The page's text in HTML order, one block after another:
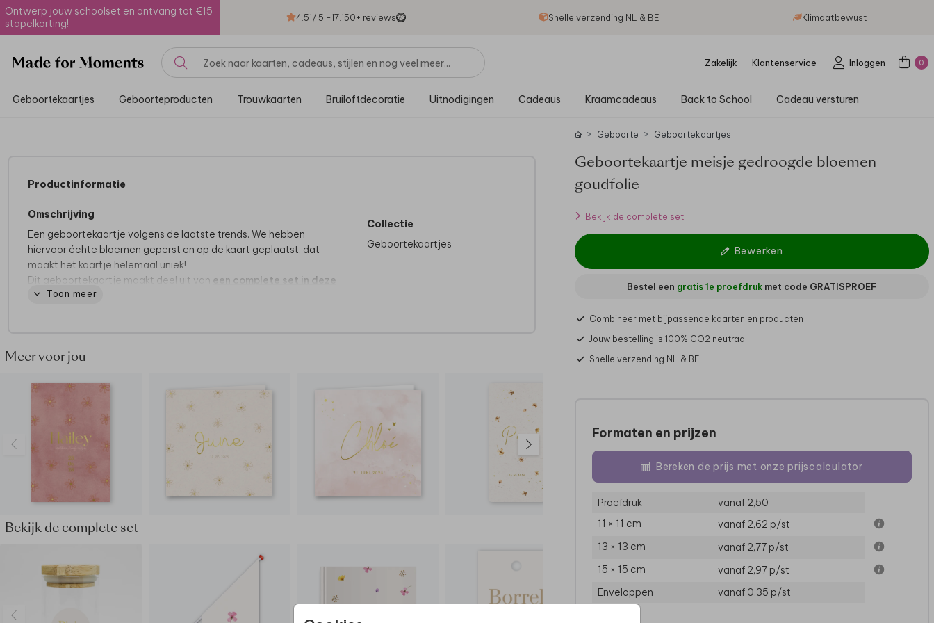
Ontwerp jouw schoolset en ontvang tot €15
stapelkorting!
4.51/ 5 -17.150+ reviews Snelle verzending NL & BE Klimaatbewust
Zakelijk Klantenservice Inloggen 0
Geboortekaartjes Geboorteproducten Trouwkaarten Bruiloftdecoratie Uitnodigingen Cadeaus Kraamcadeaus Back to School Cadeau versturen
Productinformatie
Omschrijving
Een geboortekaartje volgens de laatste trends. We hebben
hiervoor échte bloemen geperst en op de kaart geplaatst, dat
maakt het kaartje helemaal uniek!
Dit geboortekaartje maakt deel uit van een complete set in deze
stijl.
• Onze makers kiezen voor een kraft envelop
• Maak het geboortekaartje helemaal af door de envelop dicht te
plakken met eenbijpassende sluitzegel
Laat de hele buurt het weten dat jullie kleine wonder is geboren!
Bestel een
geboorteaankondiging
in stijl van het
geboortekaartje.
Toon meer
Collectie
Geboortekaartjes
Meer voor jou
Bekijk de complete set
Geboorte Geboortekaartjes
Geboortekaartje meisje gedroogde bloemen
goudfolie
Bekijk de complete set
Bewerken
Bestel een gratis 1e proefdruk met code GRATISPROEF
Combineer met bijpassende kaarten en producten
Jouw bestelling is 100% CO2 neutraal
Snelle verzending NL & BE
Formaten en prijzen
Bereken de prijs met onze prijscalculator
Proefdruk
vanaf 2,50
11 × 11 cm
vanaf 2,62 p/st
13 × 13 cm
vanaf 2,77 p/st
15 × 15 cm
vanaf 2,97 p/st
Enveloppen
vanaf 0,35 p/st